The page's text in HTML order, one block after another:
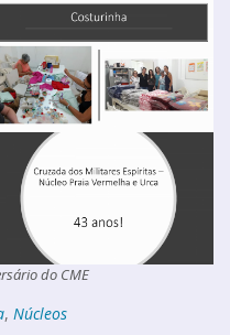
do CME
, Núcleos